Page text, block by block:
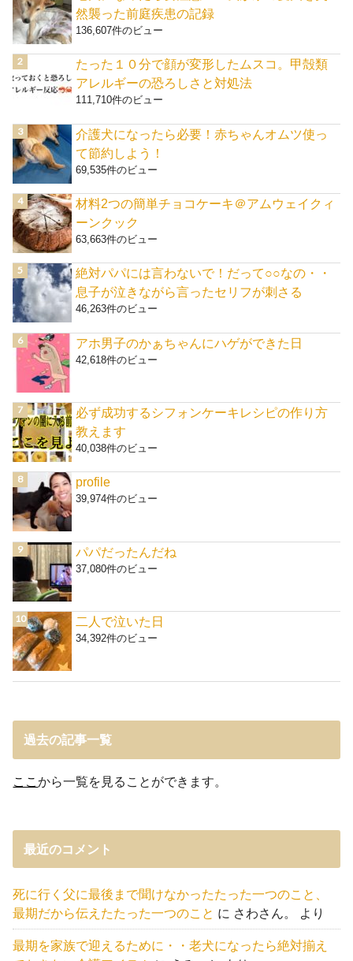
然襲った前庭疾患の記録
136,607件のビュー
たった１０分で顔が変形したムスコ。甲殻類
アレルギーの恐ろしさと対処法
111,710件のビュー
介護犬になったら必要！赤ちゃんオムツ使っ
て節約しよう！
69,535件のビュー
材料2つの簡単チョコケーキ＠アムウェイクィ
ーンクック
63,663件のビュー
絶対パパには言わないで！だって○○なの・・
息子が泣きながら言ったセリフが刺さる
46,263件のビュー
アホ男子のかぁちゃんにハゲができた日
42,618件のビュー
必ず成功するシフォンケーキレシピの作り方
教えます
40,038件のビュー
profile
39,974件のビュー
パパだったんだね
37,080件のビュー
二人で泣いた日
34,392件のビュー
過去の記事一覧
ここから一覧を見ることができます。
最近のコメント
死に行く父に最後まで聞けなかったたった一つのこと、
最期だから伝えたたった一つのこと に さわさん。 より
最期を家族で迎えるために・・老犬になったら絶対揃え